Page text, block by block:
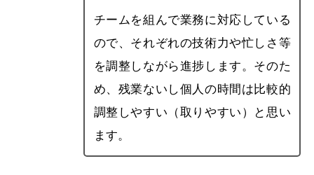
チームを組んで業務に対応している
ので、それぞれの技術力や忙しさ等
を調整しながら進捗します。そのた
め、残業ないし個人の時間は比較的
調整しやすい（取りやすい）と思い
ます。